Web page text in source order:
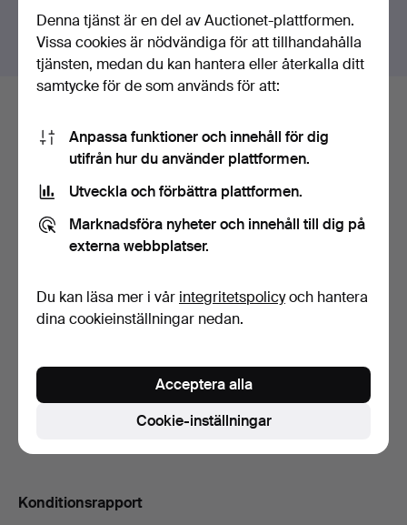
Har du något liknande att sälja?
Gör en kostnadsfri värdering!
1 jun, 02:24
Bevakningsprisetpå946 USDuppnåddes.
Beskrivning
Längd 56 cm.
Konditionsrapport
Denna tjänst är en del av Auctionet-plattformen.
Vissa cookies är nödvändiga för att tillhandahålla
tjänsten, medan du kan hantera eller återkalla ditt
samtycke för de som används för att:
Anpassa funktioner och innehåll för dig
utifrån hur du använder plattformen.
Utveckla och förbättra plattformen.
Marknadsföra nyheter och innehåll till dig på
externa webbplatser.
Du kan läsa mer i vår integritetspolicyoch hantera
dina cookieinställningar nedan.
Cookie-inställningar
Acceptera alla